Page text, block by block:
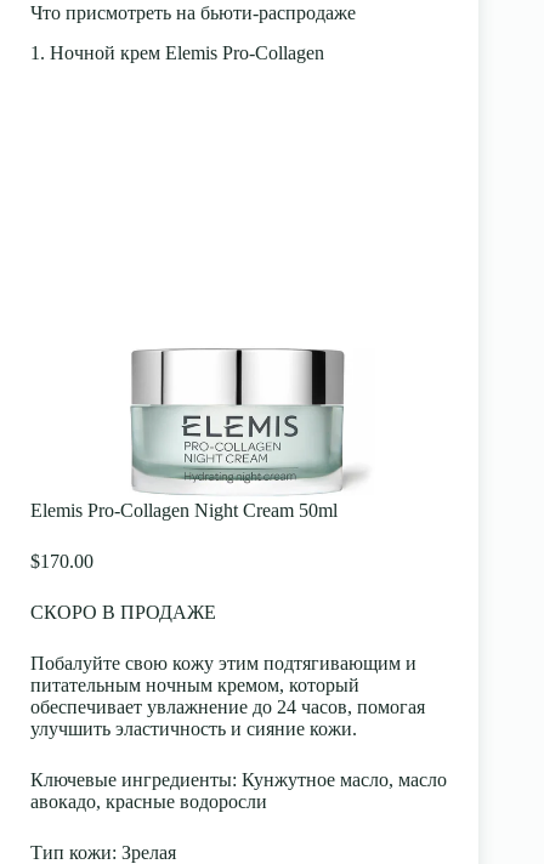
Что присмотреть на бьюти-распродаже
1. Ночной крем Elemis Pro-Collagen
Elemis Pro-Collagen Night Cream 50ml
$170.00
СКОРО В ПРОДАЖЕ
Побалуйте свою кожу этим подтягивающим и
питательным ночным кремом, который
обеспечивает увлажнение до 24 часов, помогая
улучшить эластичность и сияние кожи.
Ключевые ингредиенты: Кунжутное масло, масло
авокадо, красные водоросли
Тип кожи: Зрелая